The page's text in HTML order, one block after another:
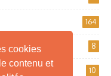
cookies
contenu et
164
8
10